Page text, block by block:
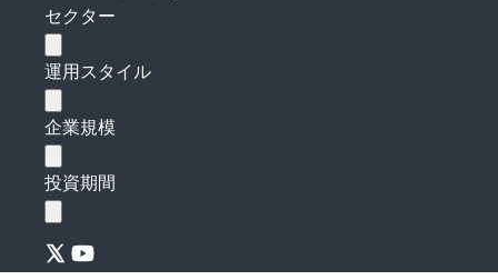
セクター
運用スタイル
企業規模
投資期間